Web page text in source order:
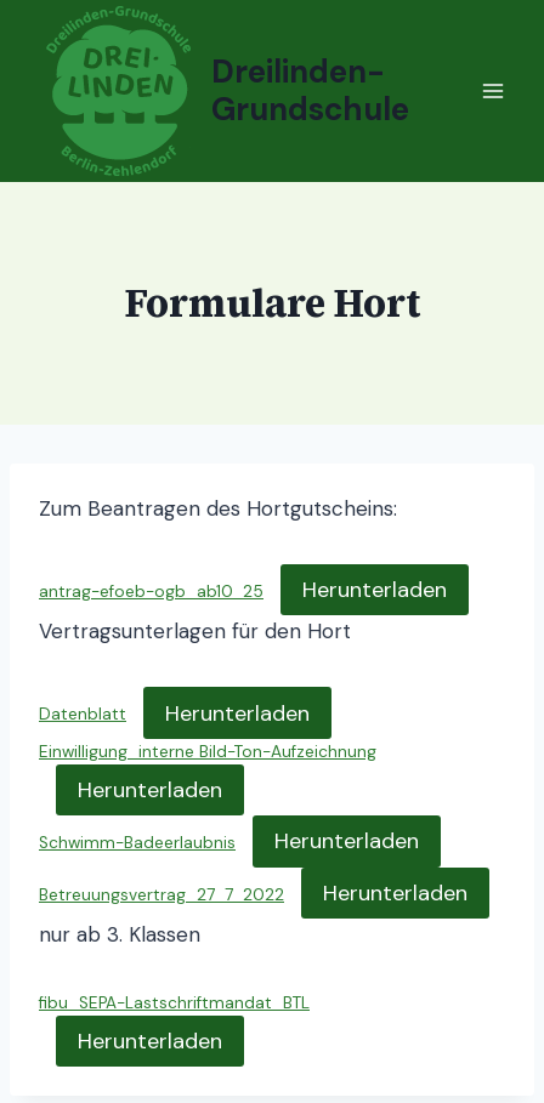
Inhalt
springen
Dreilinden-
Grundschule
Formulare Hort
Zum Beantragen des Hortgutscheins:
antrag-efoeb-ogb_ab10_25 Herunterladen
Vertragsunterlagen für den Hort
Datenblatt Herunterladen
Einwilligung_interne Bild-Ton-Aufzeichnung
Herunterladen
Schwimm-Badeerlaubnis Herunterladen
Betreuungsvertrag_27_7_2022 Herunterladen
nur ab 3. Klassen
fibu_SEPA-Lastschriftmandat_BTL
Herunterladen